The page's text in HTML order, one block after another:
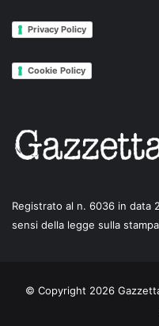
Privacy Policy
Cookie Policy
Registrato al n. 6036 in data
sensi della legge sulla
© Copyright 2026